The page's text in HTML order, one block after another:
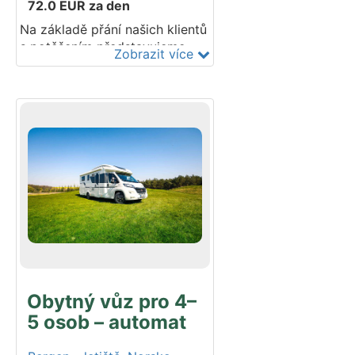
72.0 EUR za den
Na základě přání našich klientů
s potěšením představujeme
unikátní přírůstek do naší flotily
navrženou pro „van life“. Tato
volbou pro ty, kteří cestují v
páru. I když je interiér menší,
stále poskytuje veškerý
komfort: plně vybavenou
kuchyň, velkou postel,
koupelnu s toaletou a sprchou
a nosič kol. Podvozek Fiat.
autosedačku.
Zobrazit více
Obytný vůz pro 4–
5 osob – automat